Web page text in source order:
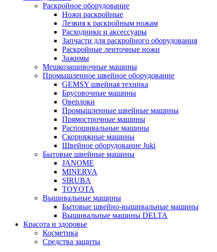
Раскройное оборудование
Ножи раскройные
Лезвия к раскройным ножам
Расходники и аксессуары
Запчасти для раскройного оборудования
Раскройные ленточные ножи
Зажимы
Мешкозашивочные машины
Промышленное швейное оборудование
GEMSY швейная техника
Брусовочные машины
Оверлоки
Промышленные швейные машины
Прямострочные машины
Распошивальные машины
Скорняжные машины
Швейное оборудование Juki
Бытовые швейные машины
JANOME
MINERVA
SIRUBA
TOYOTA
Вышивальные машины
Бытовые швейно-вышивальные машины
Вышивальные машины DELTA
Красота и здоровье
Косметика
Средства защиты